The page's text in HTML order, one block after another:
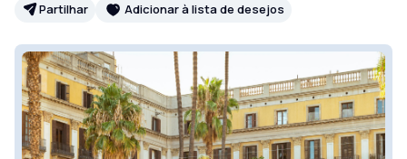
Partilhar Adicionar à lista de desejos